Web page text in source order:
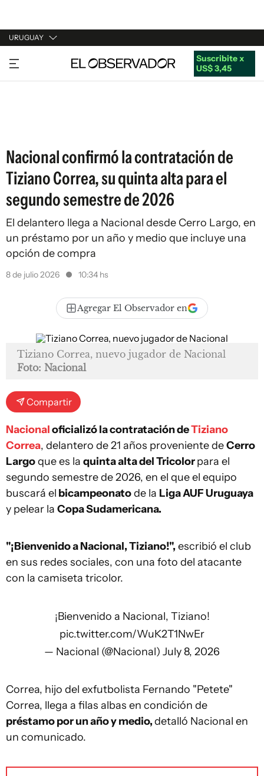
URUGUAY
URUGUAY
ARGENTINA
Suscribite x
US$ 3,45
Nacional confirmó la contratación de
Tiziano Correa, su quinta alta para el
segundo semestre de 2026
El delantero llega a Nacional desde Cerro Largo, en
un préstamo por un año y medio que incluye una
opción de compra
8 de julio 2026 10:34 hs
Agregar El Observador en
Tiziano Correa, nuevo jugador de Nacional
Foto: Nacional
Compartir
Nacionaloficializó la contratación deTiziano
Correa, delantero de 21 años proveniente deCerro
Largoque es la quinta alta del Tricolorpara el
segundo semestre de 2026, en el que el equipo
buscará el bicampeonatode la Liga AUF Uruguaya
y pelear la Copa Sudamericana.
"¡Bienvenido a Nacional, Tiziano!", escribió el club
en sus redes sociales, con una foto del atacante
con la camiseta tricolor.
¡Bienvenido a Nacional, Tiziano!
pic.twitter.com/WuK2T1NwEr
— Nacional (@Nacional) July 8, 2026
Correa, hijo del exfutbolista Fernando "Petete"
Correa, llega a filas albas en condición de
préstamo por un año y medio,detalló Nacional en
un comunicado.